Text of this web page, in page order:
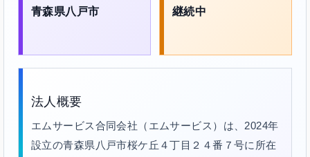
青森県八戸市 継続中
法人概要
エムサービス合同会社（エムサービス）は、2024年
設立の青森県八戸市桜ケ丘４丁目２４番７号に所在